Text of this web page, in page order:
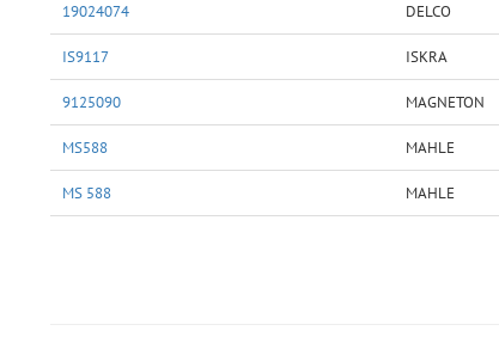
19024074 DELCO
IS9117 ISKRA
9125090 MAGNETON
MS588 MAHLE
MS 588 MAHLE